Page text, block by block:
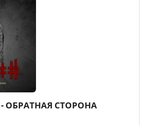
- ОБРАТНАЯ СТОРОНА